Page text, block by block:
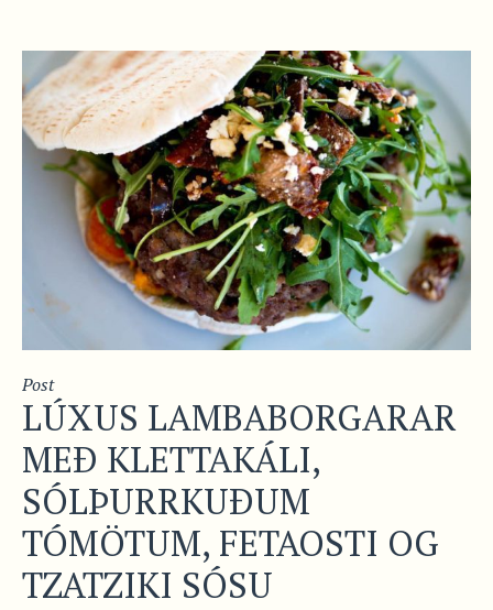
Post
LÚXUS LAMBABORGARAR
MEÐ KLETTAKÁLI,
SÓLÞURRKUÐUM
TÓMÖTUM, FETAOSTI OG
TZATZIKI SÓSU